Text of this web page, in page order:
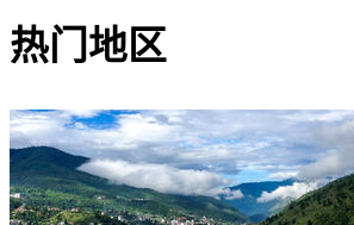
热门地区